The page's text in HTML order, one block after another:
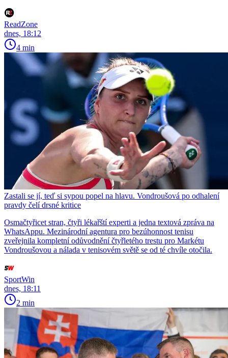
ReadZone
dnes, 18:12
4 min
Zastali se jí, teď si sypou popel na hlavu. Vondroušová po odhalení
pravdy čelí drsné kritice
Osmačtyřicet stran, čtyři lékařští experti a jedna textová zpráva na
WhatsAppu. Mezinárodní agentura pro bezúhonnost tenisu
zveřejnila kompletní odůvodnění čtyřletého trestu pro Markétu
Vondroušovou a nálada v tenisovém světě se od té chvíle otočila.
SportWin
dnes, 18:11
2 min